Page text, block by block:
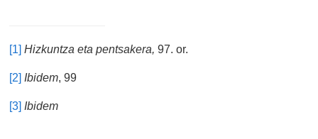
[1] Hizkuntza eta pentsakera,97. or.
[2] Ibidem, 99
[3] Ibidem